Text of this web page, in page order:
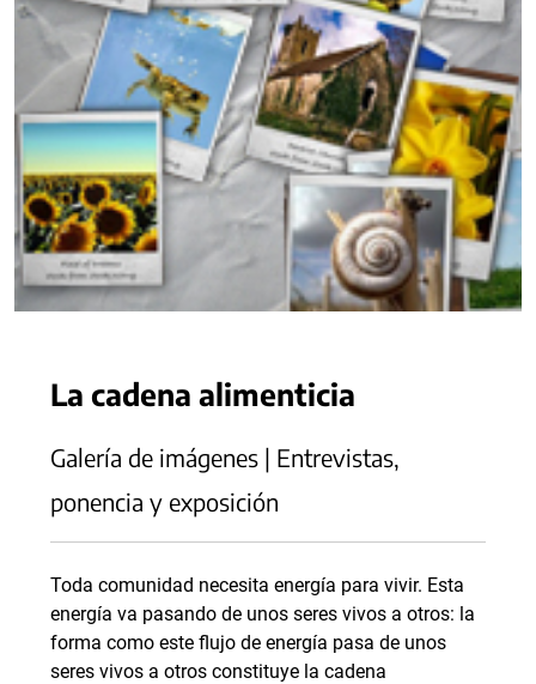
La cadena alimenticia
Galería de imágenes | Entrevistas,
ponencia y exposición
Toda comunidad necesita energía para vivir. Esta
energía va pasando de unos seres vivos a otros: la
forma como este flujo de energía pasa de unos
seres vivos a otros constituye la cadena